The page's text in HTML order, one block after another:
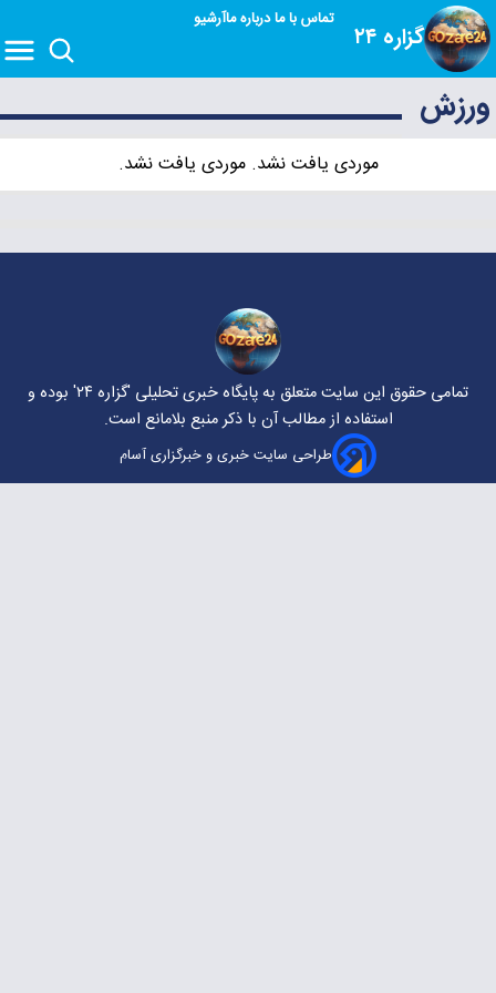
گزاره ۲۴
تماس با مادرباره ماآرشیو
ورزش
موردی یافت نشد. موردی یافت نشد.
تمامی حقوق این سایت متعلق به پایگاه خبری تحلیلی 'گزاره ۲۴'
بوده و
استفاده از مطالب آن با ذکر منبع بلامانع است.
طراحی سایت خبری و خبرگزاری آسام